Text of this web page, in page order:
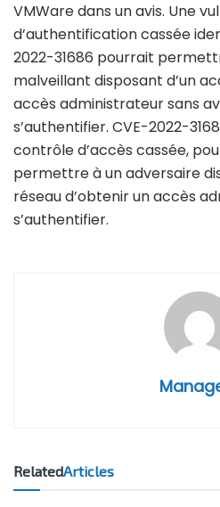
VMWare dans un avis. Une
d’authentification cassée
2022-31686 pourrait
malveillant disposant d’un
accès administrateur sans
s’authentifier. CVE-2022-
contrôle d’accès cassée,
permettre à un adversaire
réseau d’obtenir un accès
s’authentifier.
RelatedArticles